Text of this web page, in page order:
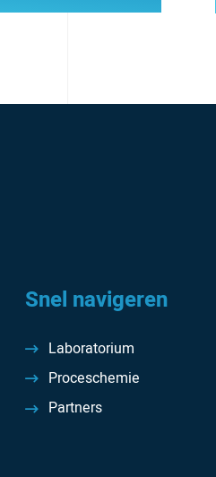
Snel navigeren
Laboratorium
Proceschemie
Partners